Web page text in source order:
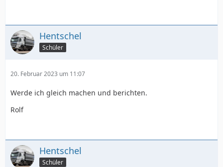
Hentschel
Schüler
20. Februar 2023 um 11:07
Werde ich gleich machen und berichten.
Rolf
Hentschel
Schüler